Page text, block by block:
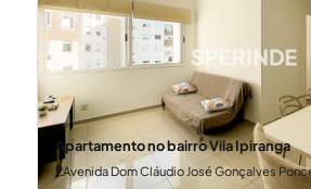
Apartamento no bairro Vila Ipiranga
Avenida Dom Cláudio José Gonçalves